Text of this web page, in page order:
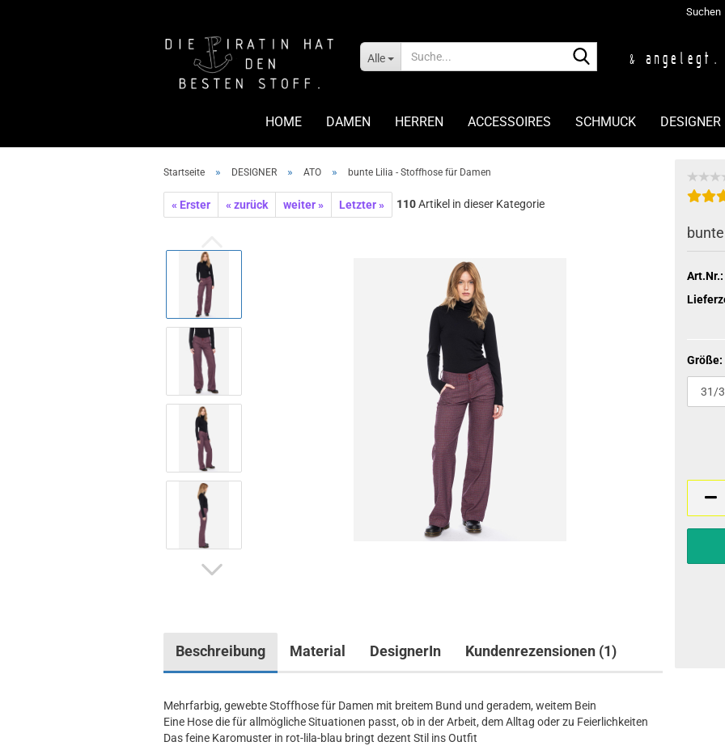
Suchen
Alle
HOME DAMEN HERREN ACCESSOIRES SCHMUCK DESIGNER
Startseite » DESIGNER » ATO » bunte Lilia - Stoffhose für Damen
« Erster « zurück weiter » Letzter » 110Artikel in dieser Kategorie
Art.Nr.:
Größe:
Beschreibung Material DesignerIn Kundenrezensionen (1)
Mehrfarbig, gewebte Stoffhose für Damen mit breitem Bund und geradem, weitem Bein
Eine Hose die für allmögliche Situationen passt, ob in der Arbeit, dem Alltag oder zu Feierlichkeiten
Das feine Karomuster in rot-lila-blau bringt dezent Stil ins Outfit